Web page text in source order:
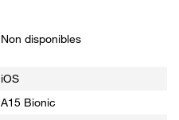
Non disponibles
iOS
A15 Bionic